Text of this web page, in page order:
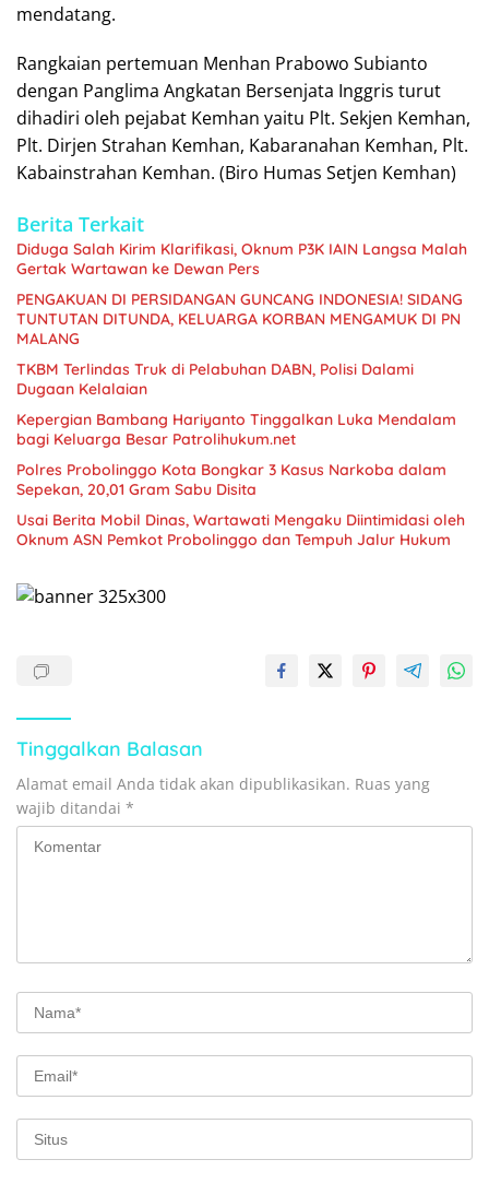
mendatang.
Rangkaian pertemuan Menhan Prabowo Subianto
dengan Panglima Angkatan Bersenjata Inggris turut
dihadiri oleh pejabat Kemhan yaitu Plt. Sekjen Kemhan,
Plt. Dirjen Strahan Kemhan, Kabaranahan Kemhan, Plt.
Kabainstrahan Kemhan. (Biro Humas Setjen Kemhan)
Berita Terkait
Diduga Salah Kirim Klarifikasi, Oknum P3K IAIN Langsa Malah
Gertak Wartawan ke Dewan Pers
PENGAKUAN DI PERSIDANGAN GUNCANG INDONESIA! SIDANG
TUNTUTAN DITUNDA, KELUARGA KORBAN MENGAMUK DI PN
MALANG
TKBM Terlindas Truk di Pelabuhan DABN, Polisi Dalami
Dugaan Kelalaian
Kepergian Bambang Hariyanto Tinggalkan Luka Mendalam
bagi Keluarga Besar Patrolihukum.net
Polres Probolinggo Kota Bongkar 3 Kasus Narkoba dalam
Sepekan, 20,01 Gram Sabu Disita
Usai Berita Mobil Dinas, Wartawati Mengaku Diintimidasi oleh
Oknum ASN Pemkot Probolinggo dan Tempuh Jalur Hukum
Tinggalkan Balasan
Alamat email Anda tidak akan dipublikasikan. Ruas yang
wajib ditandai *